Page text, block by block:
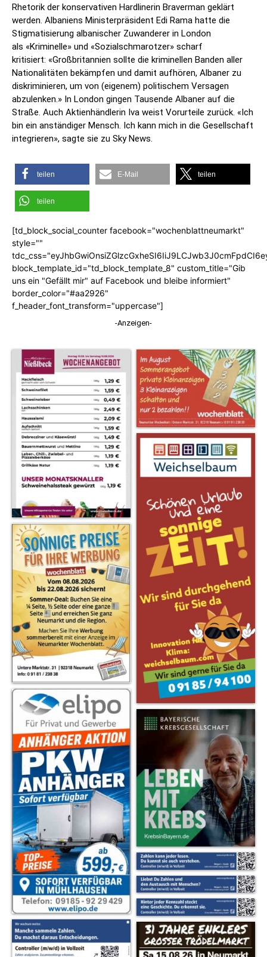
Rhetorik der konservativen Hardlinerin Braverman geklärt
werden. Albaniens Ministerpräsident Edi Rama hatte die
Stigmatisierung albanischer Zuwanderer in London
als «Kriminelle» und «Sozialschmarotzer» scharf
kritisiert: «Großbritannien sollte die kriminellen Banden aller
Nationalitäten bekämpfen und damit aufhören, Albaner zu
diskriminieren, um von (eigenem) politischem Versagen
abzulenken.» In London gingen Tausende Albaner auf die
Straße. Auch Aktienhändlerin Iva weist Vorurteile zurück. «Ich
bin ein anständiger Mensch. Ich kann mich in die Gesellschaft
integrieren», sagte sie zu Sky News.
teilen E-Mail teilen
teilen
[td_block_social_counter facebook="wochenblattneumarkt"
style=""
block_template_id="td_block_template_8" custom_title="Gib
uns ein "Gefällt mir" auf Facebook und bleibe informiert"
border_color="#aa2926"
f_header_font_transform="uppercase"]
-Anzeigen-